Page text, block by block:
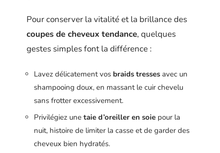
Pour conserver la vitalité et la brillance des
coupes de cheveux tendance, quelques
gestes simples font la différence :
Lavez délicatement vos braids tresses avec un
shampooing doux, en massant le cuir chevelu
sans frotter excessivement.
Privilégiez une taie d’oreiller en soie pour la
nuit, histoire de limiter la casse et de garder des
cheveux bien hydratés.